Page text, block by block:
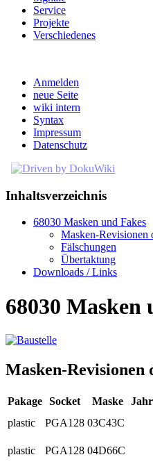
Service
Projekte
Verschiedenes
Anmelden
neue Seite
wiki intern
Syntax
Impressum
Datenschutz
Inhaltsverzeichnis
68030 Masken und Fakes
Masken-Revisionen
Fälschungen
Übertaktung
Downloads / Links
68030 Masken
Masken-Revisionen
Pakage Socket Maske Jahr
plastic
PGA128 03C43C
plastic
PGA128 04D66C